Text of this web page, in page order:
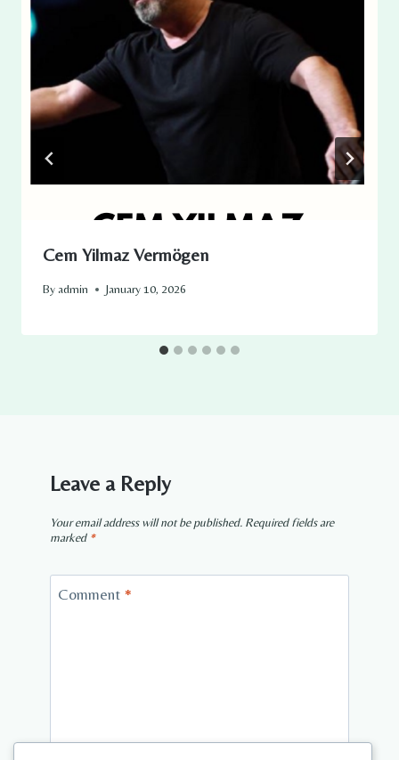
Cem Yilmaz Vermögen
By admin January 10, 2026
Leave a Reply
Your email address will not be published. Required fields are
marked *
Comment *